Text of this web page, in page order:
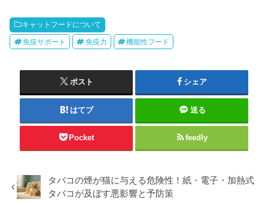
キャットフードについて
免疫サポート 免疫力 機能性フード
ポスト シェア
はてブ 送る
Pocket feedly
タバコの煙が猫に与える危険性！紙・電子・加熱式
タバコが及ぼす悪影響と予防策